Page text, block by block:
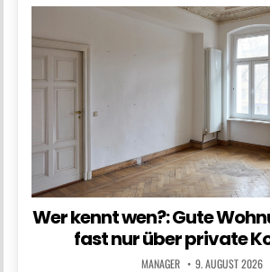
Wer kennt wen?: Gute
fast nur über private
MANAGER 9. AUGUST 2026